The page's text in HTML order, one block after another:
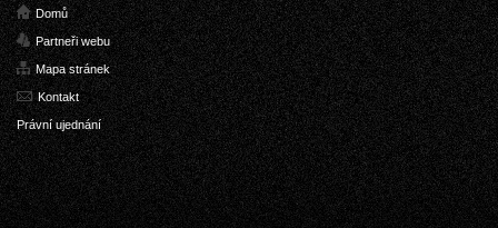
Domů
Partneři webu
Mapa stránek
Kontakt
Právní ujednání